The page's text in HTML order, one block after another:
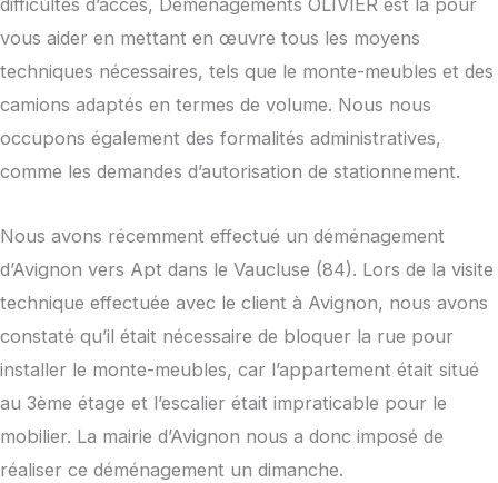
vous aider en mettant en œuvre tous les moyens
techniques nécessaires, tels que le monte-meubles et des
camions adaptés en termes de volume. Nous nous
occupons également des formalités administratives,
comme les demandes d’autorisation de stationnement.
Nous avons récemment effectué un déménagement
d’Avignon vers Apt dans le Vaucluse (84). Lors de la visite
technique effectuée avec le client à Avignon, nous avons
constaté qu’il était nécessaire de bloquer la rue pour
installer le monte-meubles, car l’appartement était situé
au 3ème étage et l’escalier était impraticable pour le
mobilier. La mairie d’Avignon nous a donc imposé de
réaliser ce déménagement un dimanche.